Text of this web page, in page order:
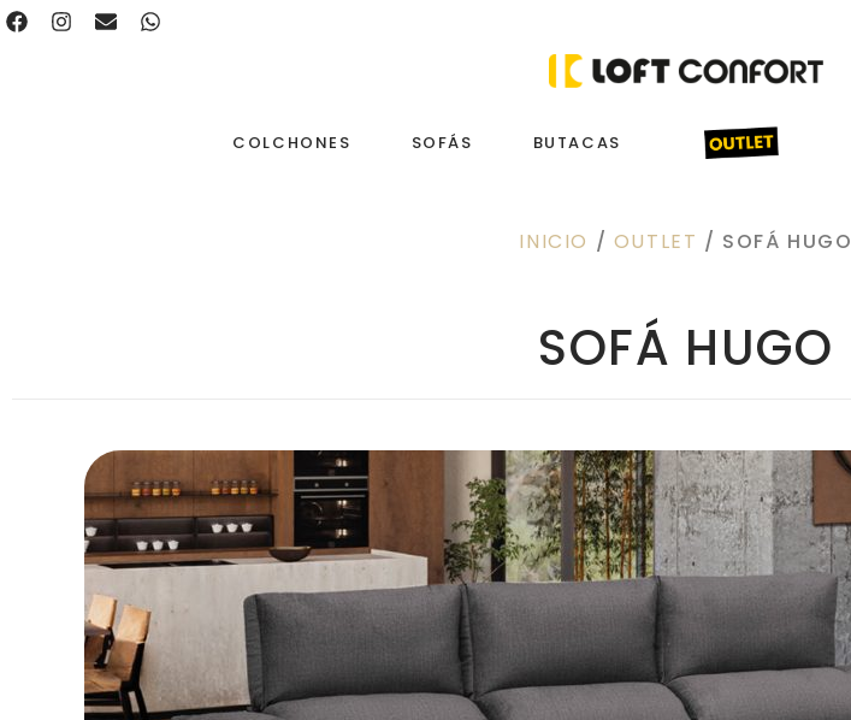
COLCHONES SOFÁS BUTACAS
INICIO / OUTLET / SOFÁ HUGO
SOFÁ HUGO